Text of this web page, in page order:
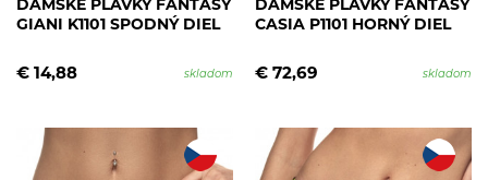
DÁMSKE PLAVKY FANTASY
GIANI K1101 SPODNÝ DIEL
€ 14,88 skladom
DÁMSKE PLAVKY FANTASY
CASIA P1101 HORNÝ DIEL
€ 72,69 skladom